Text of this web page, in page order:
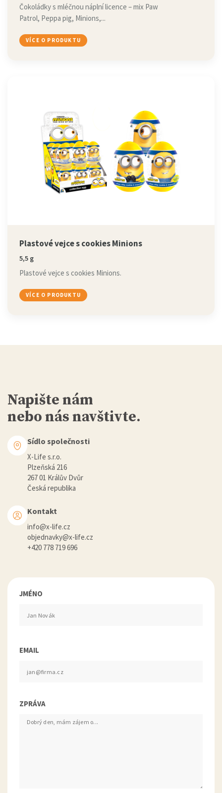
Čokoládky s mléčnou náplní licence – mix Paw
Patrol, Peppa pig, Minions,...
VÍCE O PRODUKTU
Plastové vejce s cookies Minions
5,5 g
Plastové vejce s cookies Minions.
VÍCE O PRODUKTU
Napište nám
nebo nás navštivte.
Sídlo společnosti
X-Life s.r.o.
Plzeňská 216
267 01 Králův Dvůr
Česká republika
Kontakt
info@x-life.cz
objednavky@x-life.cz
+420 778 719 696
JMÉNO
EMAIL
ZPRÁVA